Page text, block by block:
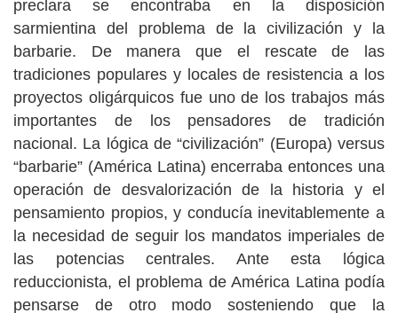
preclara se encontraba en la disposición
sarmientina del problema de la civilización y la
barbarie. De manera que el rescate de las
tradiciones populares y locales de resistencia a los
proyectos oligárquicos fue uno de los trabajos más
importantes de los pensadores de tradición
nacional. La lógica de “civilización” (Europa) versus
“barbarie” (América Latina) encerraba entonces una
operación de desvalorización de la historia y el
pensamiento propios, y conducía inevitablemente a
la necesidad de seguir los mandatos imperiales de
las potencias centrales. Ante esta lógica
reduccionista, el problema de América Latina podía
pensarse de otro modo sosteniendo que la